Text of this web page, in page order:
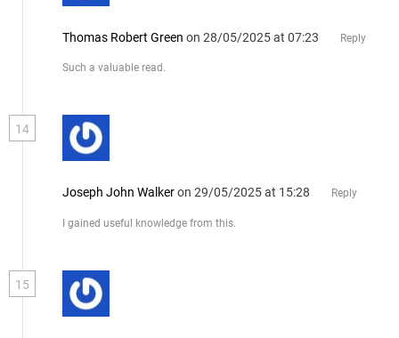
Thomas Robert Green on 28/05/2025 at 07:23 Reply
Such a valuable read.
14
Joseph John Walkeron 29/05/2025 at 15:28 Reply
I gained useful knowledge from this.
15